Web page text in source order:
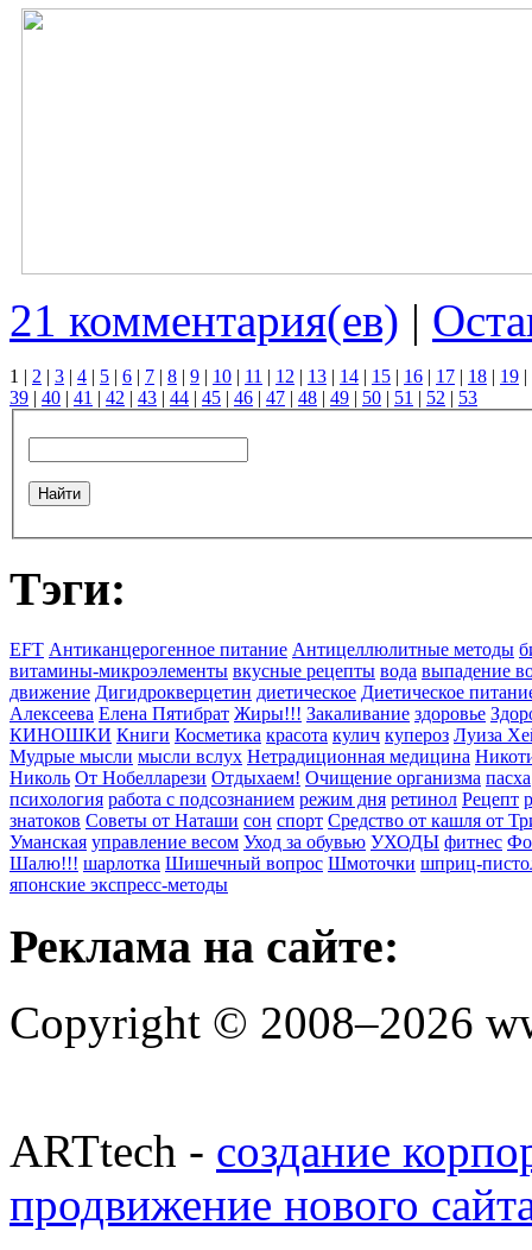
21 комментария(ев) |
1 | 2 | 3 | 4 | 5 | 6 | 7 | 8 | 9 | 10 | 11 | 12 | 13 | 14 | 15 | 16 | 17 | 18 | 19 |
39 | 40 | 41 | 42 | 43 | 44 | 45 | 46 | 47 | 48 | 49 | 50 | 51 | 52 | 53
Тэги:
EFT Антиканцерогенное питание Антицеллюлитные методы
витамины-микроэлементы вкусные рецепты вода выпадение
движение Дигидрокверцетин диетическое Диетическое
Алексеева Елена Пятибрат Жиры!!! Закаливание здоровье
КИНОШКИ Книги Косметика красота кулич купероз Луиза
Мудрые мысли мысли вслух Нетрадиционная медицина
Николь От Нобелларези Отдыхаем! Очищение организма пасха
психология работа с подсознанием режим дня ретинол Рецепт
знатоков Советы от Наташи сон спорт Средство от кашля от
Уманская управление весом Уход за обувью УХОДЫ фитнес
Шалю!!! шарлотка Шишечный вопрос Шмоточки шприц-
японские экспресс-методы
Реклама на сайте:
Copyright © 2008–2026
ARTtech - создание
продвижение нового